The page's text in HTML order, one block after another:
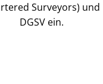
Surveyors) und
DGSV ein.